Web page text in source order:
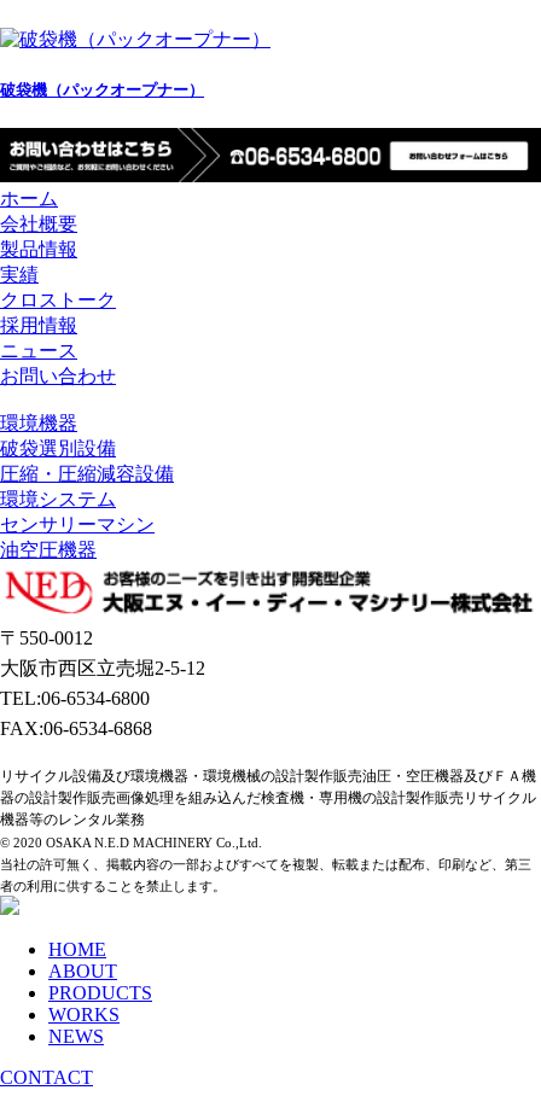
破袋機（パックオープナー）
ホーム
会社概要
製品情報
実績
クロストーク
採用情報
ニュース
お問い合わせ
環境機器
破袋選別設備
圧縮・圧縮減容設備
環境システム
センサリーマシン
油空圧機器
〒550-0012
大阪市西区立売堀2-5-12
TEL:06-6534-6800
FAX:06-6534-6868
リサイクル設備及び環境機器・環境機械の設計製作販売油圧・空圧機器及びＦＡ機
器の設計製作販売画像処理を組み込んだ検査機・専用機の設計製作販売リサイクル
機器等のレンタル業務
© 2020 OSAKA N.E.D MACHINERY Co.,Ltd.
当社の許可無く、掲載内容の一部およびすべてを複製、転載または配布、印刷など、第三
者の利用に供することを禁止します。
HOME
ABOUT
PRODUCTS
WORKS
NEWS
CONTACT